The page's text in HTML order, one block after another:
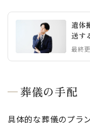
遺体
送す
最終
葬儀の手配
具体的な葬儀のプラ